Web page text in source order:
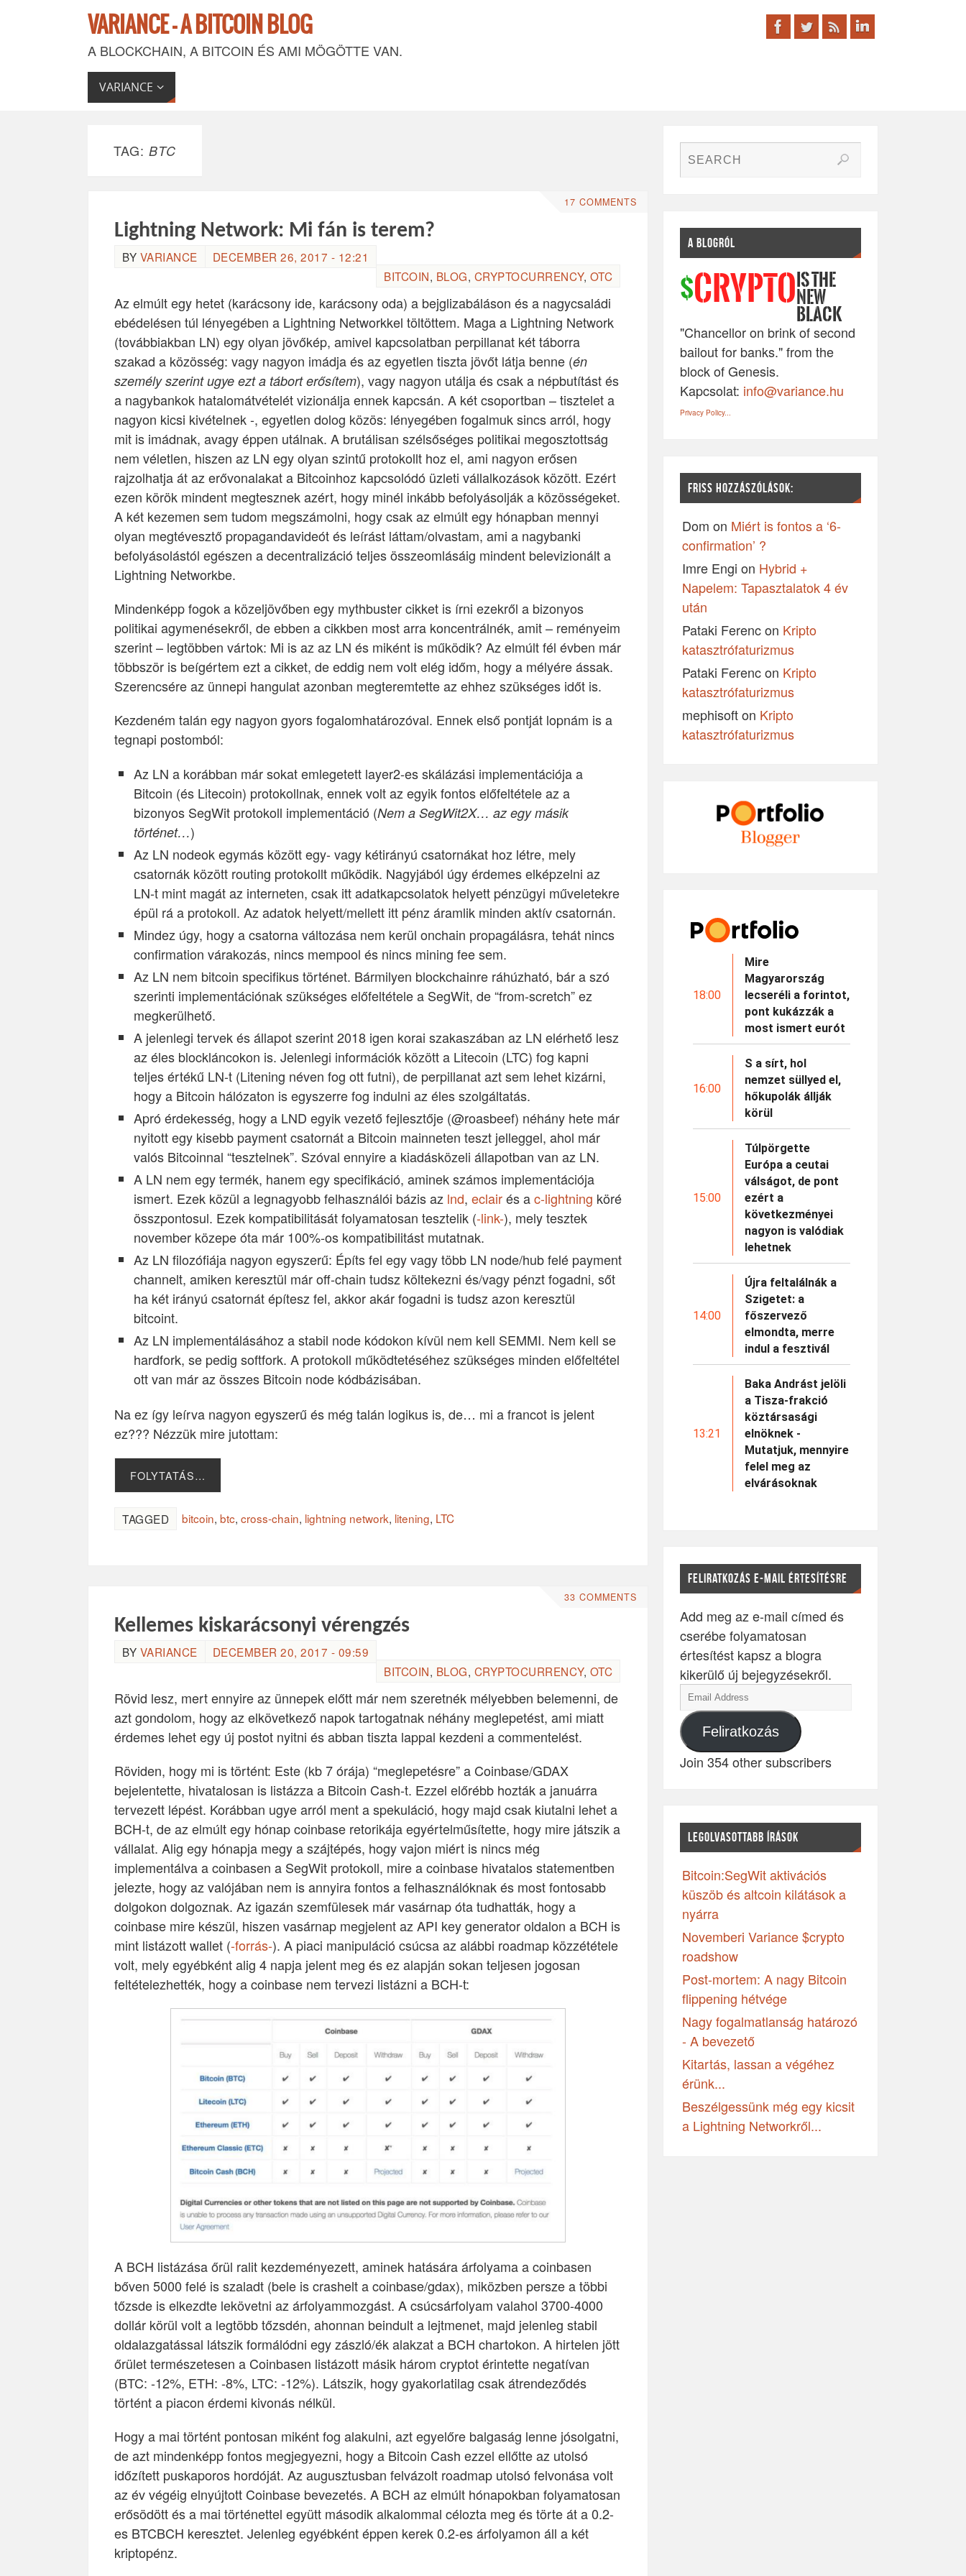
VARIANCE - A BITCOIN BLOG
A BLOCKCHAIN, A BITCOIN ÉS AMI MÖGÖTTE VAN.
VARIANCE
TAG: BTC
17 COMMENTS
Lightning Network: Mi fán is terem?
BY VARIANCE
DECEMBER 26, 2017 - 12:21
BITCOIN, BLOG, CRYPTOCURRENCY, OTC
Az elmúlt egy hetet (karácsony ide, karácsony oda) a bejglizabáláson és a nagycsaládi
ebédelésen túl lényegében a Lightning Networkkel töltöttem. Maga a Lightning Network
(továbbiakban LN) egy olyan jövőkép, amivel kapcsolatban perpillanat két táborra
szakad a közösség: vagy nagyon imádja és az egyetlen tiszta jövőt látja benne (én
személy szerint ugye ezt a tábort erősítem), vagy nagyon utálja és csak a népbutítást és
a nagybankok hatalomátvételét vizionálja ennek kapcsán. A két csoportban – tisztelet a
nagyon kicsi kivételnek -, egyetlen dolog közös: lényegében fogalmuk sincs arról, hogy
mit is imádnak, avagy éppen utálnak. A brutálisan szélsőséges politikai megosztottság
nem véletlen, hiszen az LN egy olyan szintű protokollt hoz el, ami nagyon erősen
rajzolhatja át az erővonalakat a Bitcoinhoz kapcsolódó üzleti vállalkozások között. Ezért
ezen körök mindent megtesznek azért, hogy minél inkább befolyásolják a közösségeket.
A két kezemen sem tudom megszámolni, hogy csak az elmúlt egy hónapban mennyi
olyan megtévesztő propagandavideót és leírást láttam/olvastam, ami a nagybanki
befolyásolástól egészen a decentralizáció teljes összeomlásáig mindent belevizionált a
Lightning Networkbe.
Mindenképp fogok a közeljövőben egy mythbuster cikket is írni ezekről a bizonyos
politikai agymenésekről, de ebben a cikkben most arra koncentrálnék, amit – reményeim
szerint – legtöbben vártok: Mi is az az LN és miként is működik? Az elmúlt fél évben már
többször is beígértem ezt a cikket, de eddig nem volt elég időm, hogy a mélyére ássak.
Szerencsére az ünnepi hangulat azonban megteremtette az ehhez szükséges időt is.
Kezdeném talán egy nagyon gyors fogalomhatározóval. Ennek első pontját lopnám is a
tegnapi postomból:
Az LN a korábban már sokat emlegetett layer2-es skálázási implementációja a
Bitcoin (és Litecoin) protokollnak, ennek volt az egyik fontos előfeltétele az a
bizonyos SegWit protokoll implementáció (Nem a SegWit2X… az egy másik
történet…)
Az LN nodeok egymás között egy- vagy kétirányú csatornákat hoz létre, mely
csatornák között routing protokollt működik. Nagyjából úgy érdemes elképzelni az
LN-t mint magát az interneten, csak itt adatkapcsolatok helyett pénzügyi műveletekre
épül rá a protokoll. Az adatok helyett/mellett itt pénz áramlik minden aktív csatornán.
Mindez úgy, hogy a csatorna változása nem kerül onchain propagálásra, tehát nincs
confirmation várakozás, nincs mempool és nincs mining fee sem.
Az LN nem bitcoin specifikus történet. Bármilyen blockchainre ráhúzható, bár a szó
szerinti implementációnak szükséges előfeltétele a SegWit, de “from-scretch” ez
megkerülhető.
A jelenlegi tervek és állapot szerint 2018 igen korai szakaszában az LN elérhető lesz
az éles blockláncokon is. Jelenlegi információk között a Litecoin (LTC) fog kapni
teljes értékű LN-t (Litening néven fog ott futni), de perpillanat azt sem lehet kizárni,
hogy a Bitcoin hálózaton is egyszerre fog indulni az éles szolgáltatás.
Apró érdekesség, hogy a LND egyik vezető fejlesztője (@roasbeef) néhány hete már
nyitott egy kisebb payment csatornát a Bitcoin mainneten teszt jelleggel, ahol már
valós Bitcoinnal “tesztelnek”. Szóval ennyire a kiadásközeli állapotban van az LN.
A LN nem egy termék, hanem egy specifikáció, aminek számos implementációja
ismert. Ezek közül a legnagyobb felhasználói bázis az lnd, eclairés ac-lightning köré
összpontosul. Ezek kompatibilitását folyamatosan tesztelik (-link-), mely tesztek
november közepe óta már 100%-os kompatibilitást mutatnak.
Az LN filozófiája nagyon egyszerű: Építs fel egy vagy több LN node/hub felé payment
channelt, amiken keresztül már off-chain tudsz költekezni és/vagy pénzt fogadni, sőt
ha két irányú csatornát építesz fel, akkor akár fogadni is tudsz azon keresztül
bitcoint.
Az LN implementálásához a stabil node kódokon kívül nem kell SEMMI. Nem kell se
hardfork, se pedig softfork. A protokoll működtetéséhez szükséges minden előfeltétel
ott van már az összes Bitcoin node kódbázisában.
Na ez így leírva nagyon egyszerű és még talán logikus is, de… mi a francot is jelent
ez??? Nézzük mire jutottam:
FOLYTATÁS…
TAGGED bitcoin, btc, cross-chain, lightning network, litening, LTC
33 COMMENTS
Kellemes kiskarácsonyi vérengzés
BY VARIANCE
DECEMBER 20, 2017 - 09:59
BITCOIN, BLOG, CRYPTOCURRENCY, OTC
Rövid lesz, mert ennyire az ünnepek előtt már nem szeretnék mélyebben belemenni, de
azt gondolom, hogy az elkövetkező napok tartogatnak néhány meglepetést, ami miatt
érdemes lehet egy új postot nyitni és abban tiszta lappal kezdeni a commentelést.
Röviden, hogy mi is történt: Este (kb 7 órája) “meglepetésre” a Coinbase/GDAX
bejelentette, hivatalosan is listázza a Bitcoin Cash-t. Ezzel előrébb hozták a januárra
tervezett lépést. Korábban ugye arról ment a spekuláció, hogy majd csak kiutalni lehet a
BCH-t, de az elmúlt egy hónap coinbase retorikája egyértelműsítette, hogy mire játszik a
vállalat. Alig egy hónapja megy a szájtépés, hogy vajon miért is nincs még
implementálva a coinbasen a SegWit protokoll, mire a coinbase hivatalos statementben
jelezte, hogy az valójában nem is annyira fontos a felhasználóknak és most fontosabb
dolgokon dolgoznak. Az igazán szemfülesek már vasárnap óta tudhatták, hogy a
coinbase mire készül, hiszen vasárnap megjelent az API key generator oldalon a BCH is
mint listázott wallet (-forrás-). A piaci manipuláció csúcsa az alábbi roadmap közzététele
volt, mely egyébként alig 4 napja jelent meg és ez alapján sokan teljesen jogosan
feltételezhették, hogy a coinbase nem tervezi listázni a BCH-t:
A BCH listázása őrül ralit kezdeményezett, aminek hatására árfolyama a coinbasen
bőven 5000 felé is szaladt (bele is crashelt a coinbase/gdax), miközben persze a többi
tőzsde is elkezdte lekövetni az árfolyammozgást. A csúcsárfolyam valahol 3700-4000
dollár körül volt a legtöbb tőzsdén, ahonnan beindult a lejtmenet, majd jelenleg stabil
oldalazgatással látszik formálódni egy zászló/ék alakzat a BCH chartokon. A hirtelen jött
őrület természetesen a Coinbasen listázott másik három cryptot érintette negatívan
(BTC: -12%, ETH: -8%, LTC: -12%). Látszik, hogy gyakorlatilag csak átrendeződés
történt a piacon érdemi kivonás nélkül.
Hogy a mai történt pontosan miként fog alakulni, azt egyelőre balgaság lenne jósolgatni,
de azt mindenképp fontos megjegyezni, hogy a Bitcoin Cash ezzel ellőtte az utolsó
időzített puskaporos hordóját. Az augusztusban felvázolt roadmap utolsó felvonása volt
az év végéig elnyújtott Coinbase bevezetés. A BCH az elmúlt hónapokban folyamatosan
erősödött és a mai történettel együtt második alkalommal célozta meg és törte át a 0.2-
es BTCBCH keresztet. Jelenleg egyébként éppen kerek 0.2-es árfolyamon áll a két
kriptopénz.
A BLOGRÓL
$CRYPTO IS THE
NEW
BLACK
"Chancellor on brink of second
bailout for banks." from the
block of Genesis.
Kapcsolat: info@variance.hu
Privacy Policy...
FRISS HOZZÁSZÓLÁSOK:
Dom on Miért is fontos a ‘6-
confirmation’ ?
Imre Engi on Hybrid +
Napelem: Tapasztalatok 4 év
után
Pataki Ferencon Kripto
katasztrófaturizmus
Pataki Ferencon Kripto
katasztrófaturizmus
mephisofton Kripto
katasztrófaturizmus
18:00
Mire
Magyarország
lecseréli a forintot,
pont kukázzák a
most ismert eurót
16:00
S a sírt, hol
nemzet süllyed el,
hőkupolák állják
körül
15:00
Túlpörgette
Európa a ceutai
válságot, de pont
ezért a
következményei
nagyon is valódiak
lehetnek
14:00
Újra feltalálnák a
Szigetet: a
főszervező
elmondta, merre
indul a fesztivál
13:21
Baka Andrást jelöli
a Tisza-frakció
köztársasági
elnöknek -
Mutatjuk, mennyire
felel meg az
elvárásoknak
FELIRATKOZÁS E-MAIL ÉRTESÍTÉSRE
Add meg az e-mail címed és
cserébe folyamatosan
értesítést kapsz a blogra
kikerülő új bejegyzésekről.
Feliratkozás
Join 354 other subscribers
LEGOLVASOTTABB ÍRÁSOK
Bitcoin:SegWit aktivációs
küszöb és altcoin kilátások a
nyárra
Novemberi Variance $crypto
roadshow
Post-mortem: A nagy Bitcoin
flippening hétvége
Nagy fogalmatlanság határozó
- A bevezető
Kitartás, lassan a végéhez
érünk...
Beszélgessünk még egy kicsit
a Lightning Networkről...